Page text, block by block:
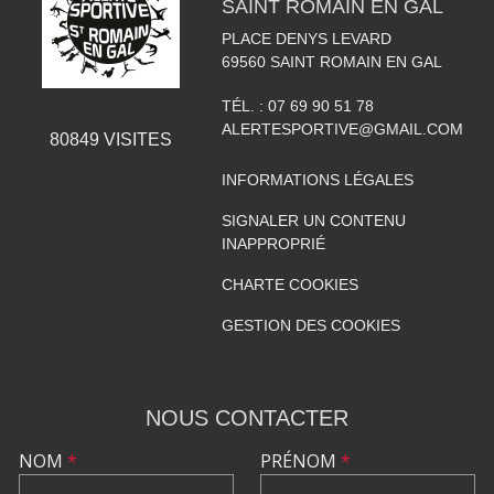
80849 VISITES
SAINT ROMAIN EN GAL
PLACE DENYS LEVARD
69560 SAINT ROMAIN EN GAL
TÉL. : 07 69 90 51 78
ALERTESPORTIVE@GMAIL.COM
INFORMATIONS LÉGALES
SIGNALER UN CONTENU
INAPPROPRIÉ
CHARTE COOKIES
GESTION DES COOKIES
NOUS CONTACTER
NOM * PRÉNOM *